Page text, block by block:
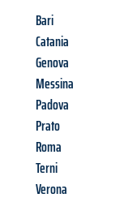
Bari
Catania
Genova
Messina
Padova
Prato
Roma
Terni
Verona